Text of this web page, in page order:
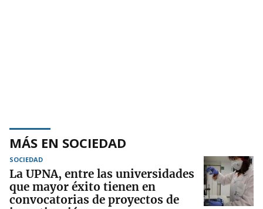
MÁS EN SOCIEDAD
SOCIEDAD
La UPNA, entre las universidades
que mayor éxito tienen en
convocatorias de proyectos de